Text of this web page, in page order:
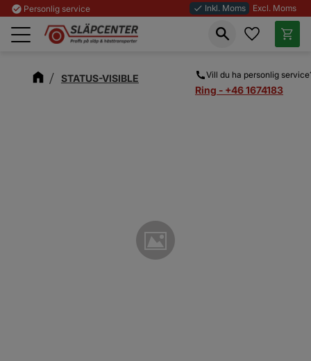
Meny
check_circle Personlig service done Inkl. Moms Excl. Moms
Vill du ha personlig
Ring - +46 1674183
Favoriter
STATUS-VISIBLE